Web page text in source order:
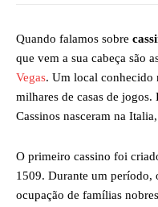
Quando falamos sobre
que vem a sua cabeça são
Vegas. Um local conhecido
milhares de casas de jogos.
Cassinos nasceram na
O primeiro cassino foi
1509. Durante um período,
ocupação de famílias